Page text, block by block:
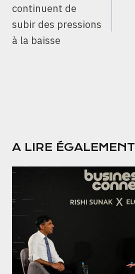
continuent de
subir des pressions
à la baisse
A LIRE ÉGALEMENT